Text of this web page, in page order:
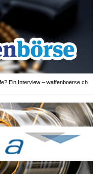
Ein Interview – waffenboerse.ch